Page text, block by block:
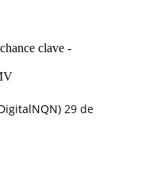
clave -
29 de